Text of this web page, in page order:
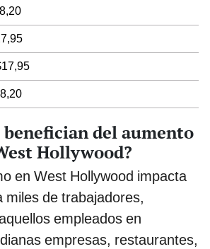
benefician del aumento
Hollywood?
en West Hollywood impacta
miles de trabajadores,
empleados en
empresas, restaurantes,